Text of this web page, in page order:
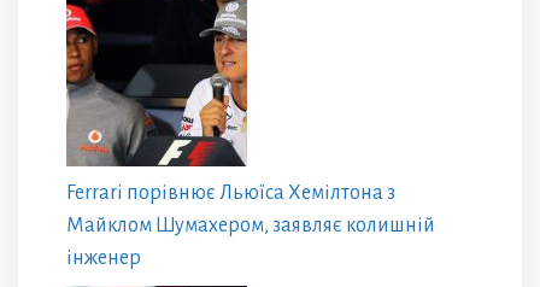
Ferrari порівнює Льюїса Хемілтона з
Майклом Шумахером, заявляє колишній
інженер